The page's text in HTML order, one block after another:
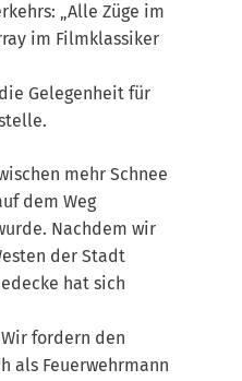
„Alle Züge im
im Filmklassiker
Gelegenheit für
mehr Schnee
dem Weg
Nachdem wir
der Stadt
hat sich
fordern den
als Feuerwehrmann